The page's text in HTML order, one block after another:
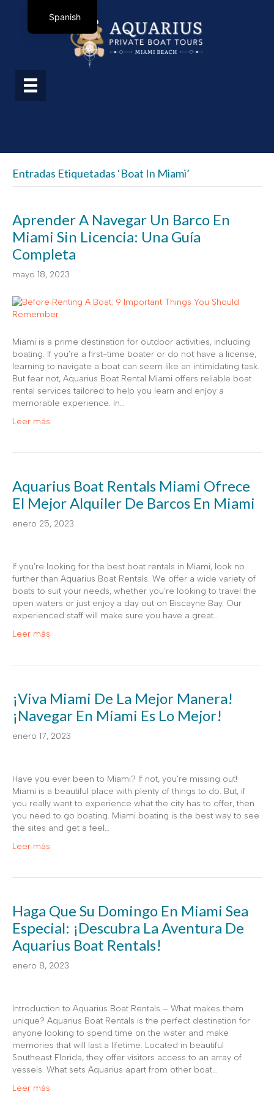
Entradas Etiquetadas ‘boat In Miami’
Aprender A Navegar Un Barco En
Miami Sin Licencia: Una Guía
Completa
mayo 18, 2023
Miami is a prime destination for outdoor activities, including
boating. If you’re a first-time boater or do not have a license,
learning to navigate a boat can seem like an intimidating task.
But fear not, Aquarius Boat Rental Miami offers reliable boat
rental services tailored to help you learn and enjoy a
memorable experience. In…
Leer más
Aquarius Boat Rentals Miami Ofrece
El Mejor Alquiler De Barcos En Miami
enero 25, 2023
If you’re looking for the best boat rentals in Miami, look no
further than Aquarius Boat Rentals. We offer a wide variety of
boats to suit your needs, whether you’re looking to travel the
open waters or just enjoy a day out on Biscayne Bay. Our
experienced staff will make sure you have a great…
Leer más
¡Viva Miami De La Mejor Manera!
¡Navegar En Miami Es Lo Mejor!
enero 17, 2023
Have you ever been to Miami? If not, you’re missing out!
Miami is a beautiful place with plenty of things to do. But, if
you really want to experience what the city has to offer, then
you need to go boating. Miami boating is the best way to see
the sites and get a feel…
Leer más
Haga Que Su Domingo En Miami Sea
Especial: ¡Descubra La Aventura De
Aquarius Boat Rentals!
enero 8, 2023
Introduction to Aquarius Boat Rentals – What makes them
unique? Aquarius Boat Rentals is the perfect destination for
anyone looking to spend time on the water and make
memories that will last a lifetime. Located in beautiful
Southeast Florida, they offer visitors access to an array of
vessels. What sets Aquarius apart from other boat…
Leer más
Spanish